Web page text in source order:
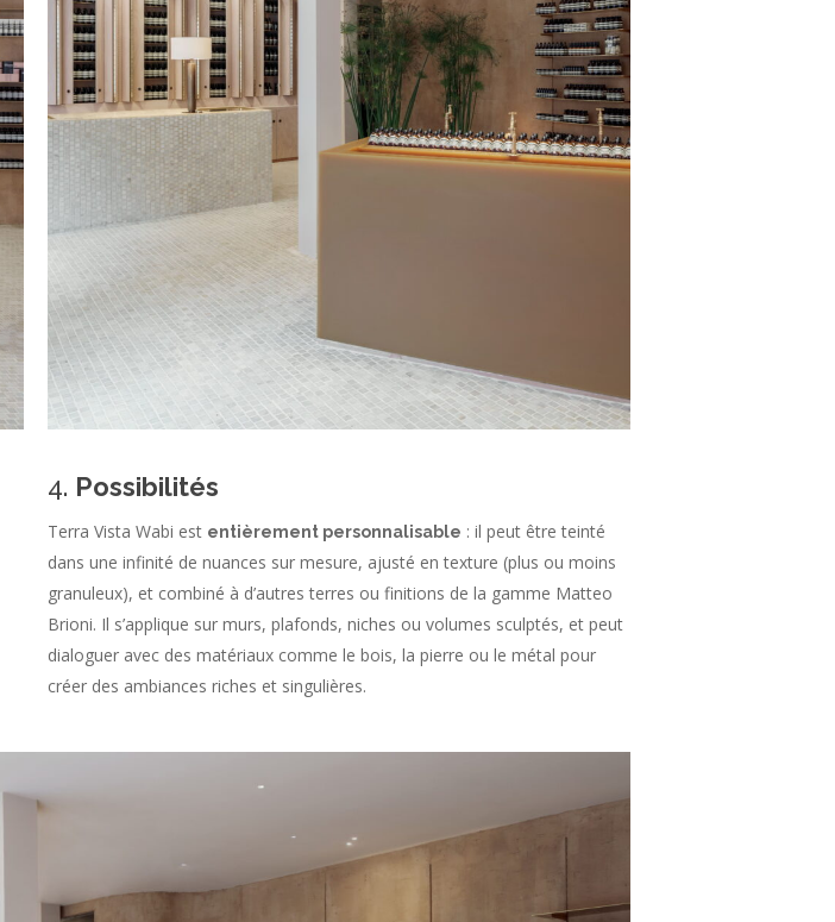
4. Possibilités
Terra Vista Wabi est entièrement personnalisable : il peut être teinté
dans une infinité de nuances sur mesure, ajusté en texture (plus ou moins
granuleux), et combiné à d’autres terres ou finitions de la gamme Matteo
Brioni. Il s’applique sur murs, plafonds, niches ou volumes sculptés, et peut
dialoguer avec des matériaux comme le bois, la pierre ou le métal pour
créer des ambiances riches et singulières.